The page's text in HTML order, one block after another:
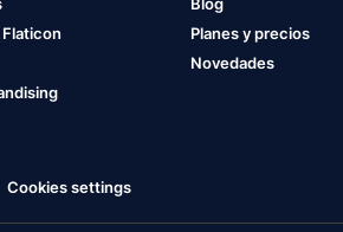
Planes y precios
Novedades
Cookies settings